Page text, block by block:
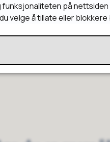
på nettsiden
velge å tillate eller